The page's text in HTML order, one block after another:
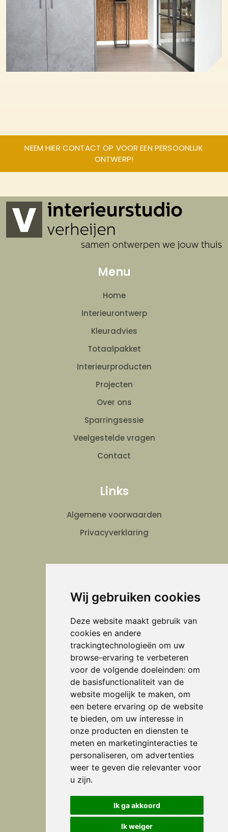
Wij gebruiken cookies
Deze website maakt gebruik van
cookies en andere
trackingtechnologieën om uw
browse-ervaring te verbeteren
voor de volgende doeleinden: om
de basisfunctionaliteit van de
website mogelijk te maken, om
een betere ervaring op de website
te bieden, om uw interesse in
onze producten en diensten te
meten en marketinginteracties te
personaliseren, om advertenties
weer te geven die relevanter voor
u zijn.
Ik ga akkoord
Ik weiger
NEEM HIER CONTACT OP VOOR EEN PERSOONLIJK
ONTWERP!
Menu
Home
Interieurontwerp
Kleuradvies
Totaalpakket
Interieurproducten
Projecten
Over ons
Sparringsessie
Veelgestelde vragen
Contact
Links
Algemene voorwaarden
Privacyverklaring
Volg ons
Adres
Interieurstudio Verheijen
Doctor Huub van Doorneweg 28 b
5753 PM Deurne
(0493) 32 23 93
studio@verheijen.nl
Openingstijden
maandag t/m vrijdag